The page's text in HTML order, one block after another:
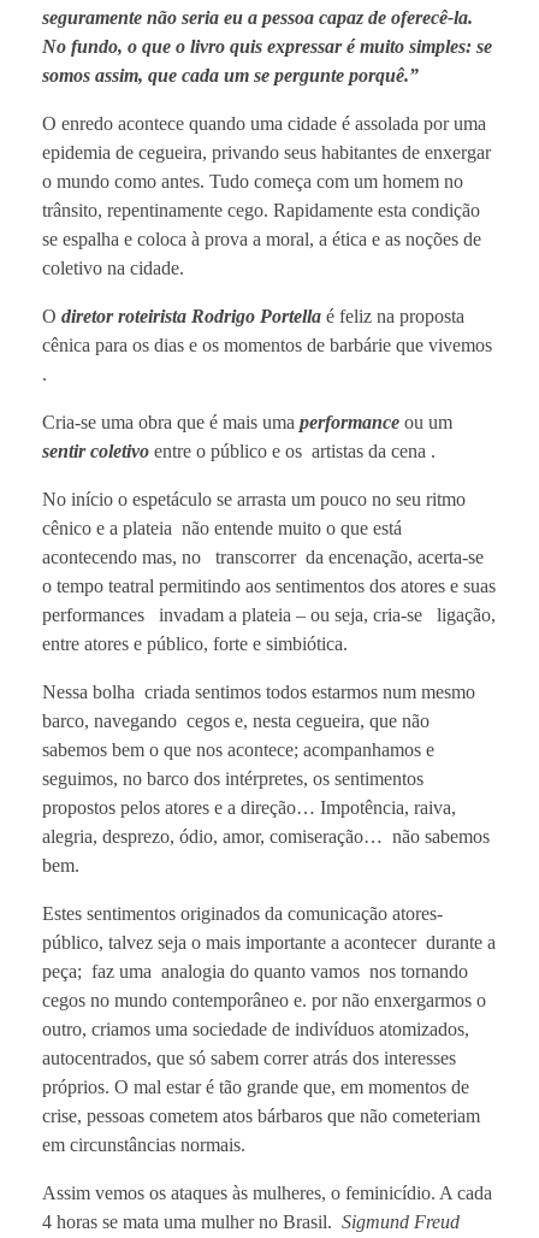
seguramente não seria eu a pessoa capaz de oferecê-la.
No fundo, o que o livro quis expressar é muito simples: se
somos assim, que cada um se pergunte porquê.”
O enredo acontece quando uma cidade é assolada por uma
epidemia de cegueira, privando seus habitantes de enxergar
o mundo como antes. Tudo começa com um homem no
trânsito, repentinamente cego. Rapidamente esta condição
se espalha e coloca à prova a moral, a ética e as noções de
coletivo na cidade.
O diretor roteirista Rodrigo Portella é feliz na proposta
cênica para os dias e os momentos de barbárie que vivemos
.
Cria-se uma obra que é mais uma performance ou um
sentir coletivo entre o público e os artistas da cena .
No início o espetáculo se arrasta um pouco no seu ritmo
cênico e a plateia não entende muito o que está
acontecendo mas, no transcorrer da encenação, acerta-se
o tempo teatral permitindo aos sentimentos dos atores e suas
performances invadam a plateia – ou seja, cria-se ligação,
entre atores e público, forte e simbiótica.
Nessa bolha criada sentimos todos estarmos num mesmo
barco, navegando cegos e, nesta cegueira, que não
sabemos bem o que nos acontece; acompanhamos e
seguimos, no barco dos intérpretes, os sentimentos
propostos pelos atores e a direção… Impotência, raiva,
alegria, desprezo, ódio, amor, comiseração… não sabemos
bem.
Estes sentimentos originados da comunicação atores-
público, talvez seja o mais importante a acontecer durante a
peça; faz uma analogia do quanto vamos nos tornando
cegos no mundo contemporâneo e. por não enxergarmos o
outro, criamos uma sociedade de indivíduos atomizados,
autocentrados, que só sabem correr atrás dos interesses
próprios. O mal estar é tão grande que, em momentos de
crise, pessoas cometem atos bárbaros que não cometeriam
em circunstâncias normais.
Assim vemos os ataques às mulheres, o feminicídio. A cada
4 horas se mata uma mulher no Brasil. Sigmund Freud